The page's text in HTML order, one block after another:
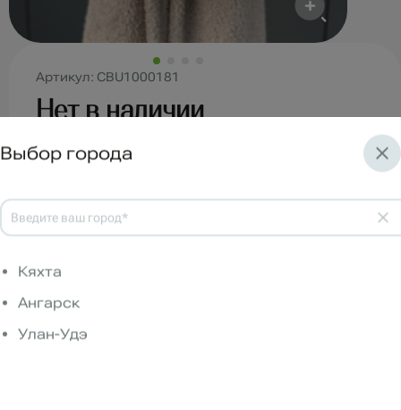
Артикул: CBU1000181
Нет в наличии
Состав букета:
В корзину
Смотрите также
Выбор города
Кяхта
Ангарск
Улан-Удэ